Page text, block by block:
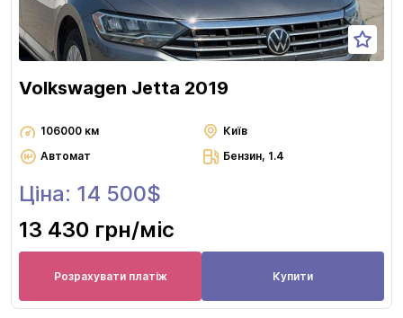
Volkswagen Jetta 2019
106000 км
Київ
Автомат
Бензин, 1.4
Ціна: 14 500$
13 430 грн/міс
Розрахувати платіж Купити